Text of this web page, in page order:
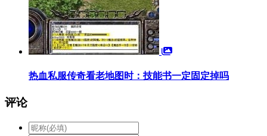
热血私服传奇看老地图时：技能书一定固定掉吗
评论